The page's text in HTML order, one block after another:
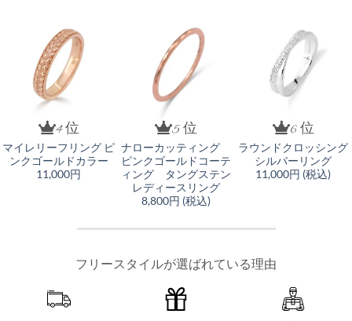
4 位
マイレリーフリング ピ
ンクゴールドカラー
11,000円
5 位
ナローカッティング
ピンクゴールドコーテ
ィング タングステン
レディースリング
8,800円 (税込)
6 位
ラウンドクロッシング
シルバーリング
11,000円 (税込)
フリースタイルが選ばれている理由